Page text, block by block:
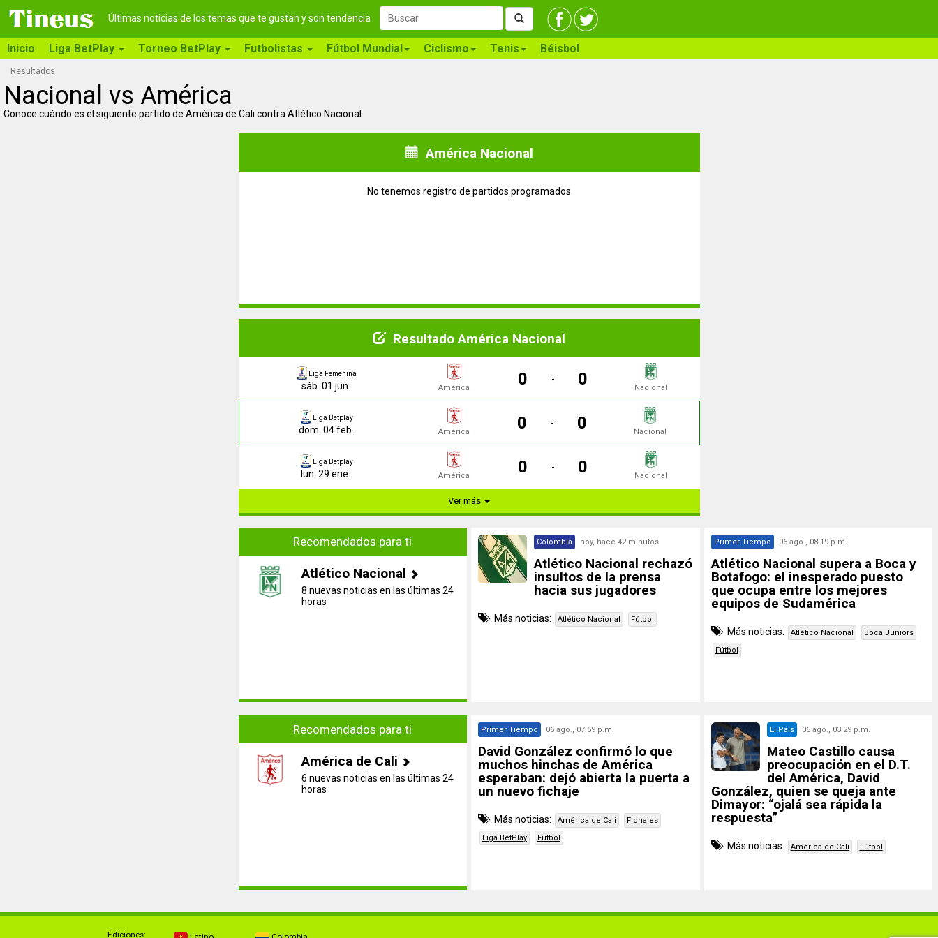
Últimas noticias de los temas que te gustan y son tendencia
Inicio Liga BetPlay Torneo BetPlay Futbolistas Fútbol Mundial Ciclismo Tenis Béisbol
Resultados
Nacional vs América
Conoce cuándo es el siguiente partido de América de Cali contra Atlético Nacional
América Nacional
No tenemos registro de partidos programados
Resultado América Nacional
Liga Femenina
sáb. 01 jun. América 0 - 0 Nacional
Liga Betplay
dom. 04 feb. América 0 - 0 Nacional
Liga Betplay
lun. 29 ene. América 0 - 0 Nacional
Ver más
Recomendados para ti
Atlético Nacional
8 nuevas noticias en las últimas 24
horas
Colombia hoy, hace 42 minutos
Atlético Nacional rechazó
insultos de la prensa
hacia sus jugadores
Más noticias: Atlético Nacional Fútbol
Primer Tiempo 06 ago., 08:19 p.m.
Atlético Nacional supera a Boca y
Botafogo: el inesperado puesto
que ocupa entre los mejores
equipos de Sudamérica
Más noticias: Atlético Nacional
Boca Juniors
Fútbol
Recomendados para ti
América de Cali
6 nuevas noticias en las últimas 24
horas
Primer Tiempo 06 ago., 07:59 p.m.
David González confirmó lo que
muchos hinchas de América
esperaban: dejó abierta la puerta a
un nuevo fichaje
Más noticias: América de Cali
Fichajes
Liga BetPlay
Fútbol
El País 06 ago., 03:29 p.m.
Mateo Castillo causa
preocupación en el D.T.
del América, David
González, quien se queja ante
Dimayor: “ojalá sea rápida la
respuesta”
Más noticias: América de Cali Fútbol
Ediciones: